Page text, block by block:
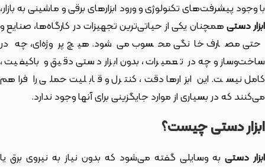
با وجود پیشرفت‌های تکنولوژی و ورود ابزارهای برقی و ماشینی به بازار،
ابزار دستیهمچنان یکی از حیاتی‌ترین تجهیزات در کارگاه‌ها، صنایع و
حتی مصارف خانگی محسوب می‌شود. هیچ پروژه‌ای، چه در
ساخت‌وساز و چه در تعمیرات، بدون ابزار دستی دقیق و باکیفیت،
کامل نیست. این ابزارها دقت، کنترل و قابلیت حملی را فراهم
می‌کنند که در بسیاری از موارد جایگزینی برای آنها وجود ندارد.
ابزار دستی چیست؟
ابزار دستیبه وسایلی گفته می‌شود که بدون نیاز به نیروی برق یا